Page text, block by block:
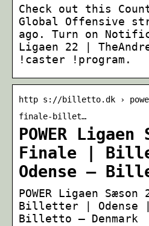
Check out this
Global Offensive
ago. Turn on
Ligaen 22 |
!caster !program.
http s://billetto.dk ›
finale-billet…
POWER Ligaen
Finale |
Odense –
POWER Ligaen
Billetter | Odense |
Billetto — Denmark